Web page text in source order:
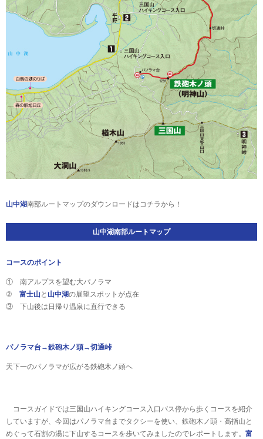
山中湖南部ルートマップのダウンロードはコチラから！
山中湖南部ルートマップ
コースのポイント
① 南アルプスを望む大パノラマ
② 富士山と 山中湖の展望スポットが点在
③ 下山後は日帰り温泉に直行できる
パノラマ台→鉄砲木ノ頭→切通峠
天下一のパノラマが広がる鉄砲木ノ頭へ
コースガイドでは三国山ハイキングコース入口バス停から歩くコースを紹介
していますが、今回はパノラマ台までタクシーを使い、鉄砲木ノ頭・高指山と
めぐって石割の湯に下山するコースを歩いてみましたのでレポートします。 富